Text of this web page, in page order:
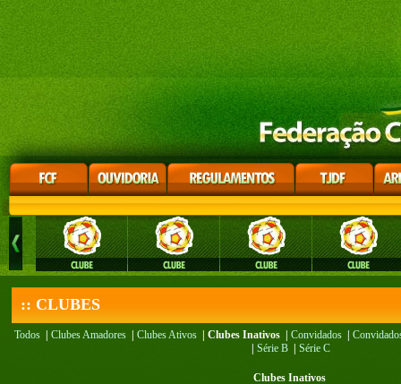
:: CLUBES
Todos Clubes Amadores Clubes Ativos Clubes Inativos Convidados
Série B Série C
Clubes Inativos